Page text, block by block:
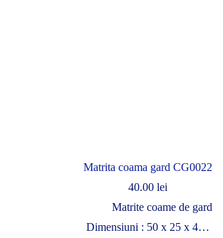
Matrita coama gard CG0022
40.00 lei
Matrite coame de gard
Dimensiuni : 50 x 25 x 4…